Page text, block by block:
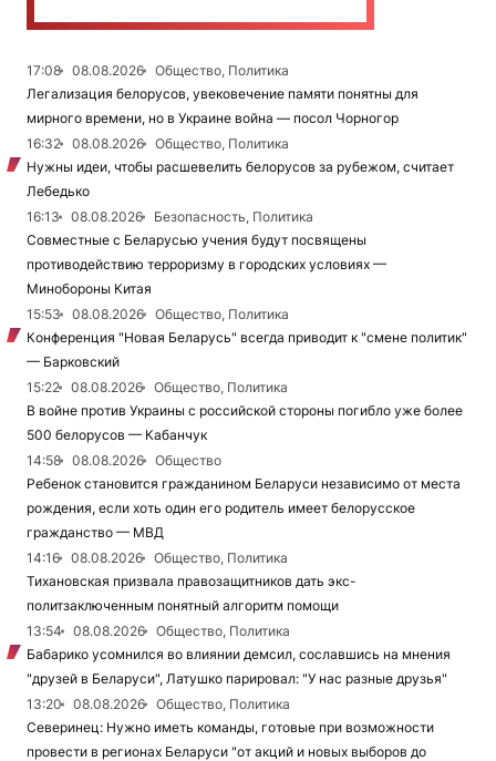
17:08 08.08.2026
Общество, Политика
Легализация белорусов, увековечение памяти понятны для
мирного времени, но в Украине война — посол Чорногор
16:32
08.08.2026
Общество, Политика
Нужны идеи, чтобы расшевелить белорусов за рубежом, считает
Лебедько
16:13
08.08.2026
Безопасность, Политика
Совместные с Беларусью учения будут посвящены
противодействию терроризму в городских условиях —
Минобороны Китая
15:53
08.08.2026
Общество, Политика
Конференция "Новая Беларусь" всегда приводит к "смене политик"
— Барковский
15:22
08.08.2026
Общество, Политика
В войне против Украины с российской стороны погибло уже более
500 белорусов — Кабанчук
14:58
08.08.2026
Общество
Ребенок становится гражданином Беларуси независимо от места
рождения, если хоть один его родитель имеет белорусское
гражданство — МВД
14:16
08.08.2026
Общество, Политика
Тихановская призвала правозащитников дать экс-
политзаключенным понятный алгоритм помощи
13:54
08.08.2026
Общество, Политика
Бабарико усомнился во влиянии демсил, сославшись на мнения
"друзей в Беларуси", Латушко парировал: "У нас разные друзья"
13:20
08.08.2026
Общество, Политика
Северинец: Нужно иметь команды, готовые при возможности
провести в регионах Беларуси "от акций и новых выборов до